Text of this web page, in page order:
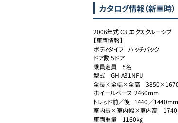
カタログ情報（新車時）
2006年式 C3 エクスクルーシブ
【車両情報】
ボディタイプ	ハッチバック
ドア数	5ドア
乗員定員	5名
型式	GH-A31NFU
全長×全幅×全高	3850×1670×1540mm
ホイールベース	2460mm
トレッド前／後	1440／1440mm
室内長×室内幅×室内高	1740×1400×1260mm
車両重量	1160kg